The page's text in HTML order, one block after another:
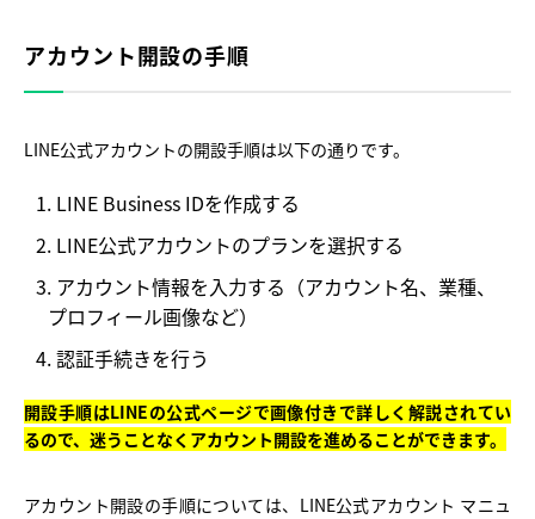
アカウント開設の手順
LINE公式アカウントの開設手順は以下の通りです。
LINE Business IDを作成する
LINE公式アカウントのプランを選択する
アカウント情報を入力する（アカウント名、業種、
プロフィール画像など）
認証手続きを行う
開設手順はLINEの公式ページで画像付きで詳しく解説されてい
るので、迷うことなくアカウント開設を進めることができます。
アカウント開設の手順については、LINE公式アカウント マニュ